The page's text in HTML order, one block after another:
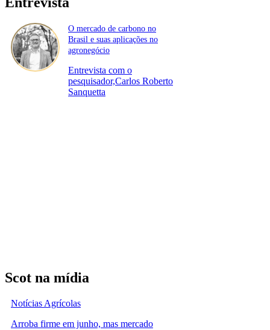
O mercado de carbono no
Brasil e suas aplicações no
agronegócio
Entrevista com o
pesquisador,Carlos Roberto
Sanquetta
Scot na mídia
Notícias Agrícolas
Arroba firme em junho, mas mercado